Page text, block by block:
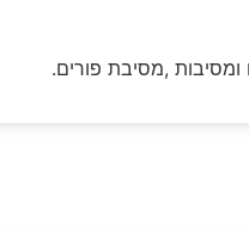
,מסיבת פורים.